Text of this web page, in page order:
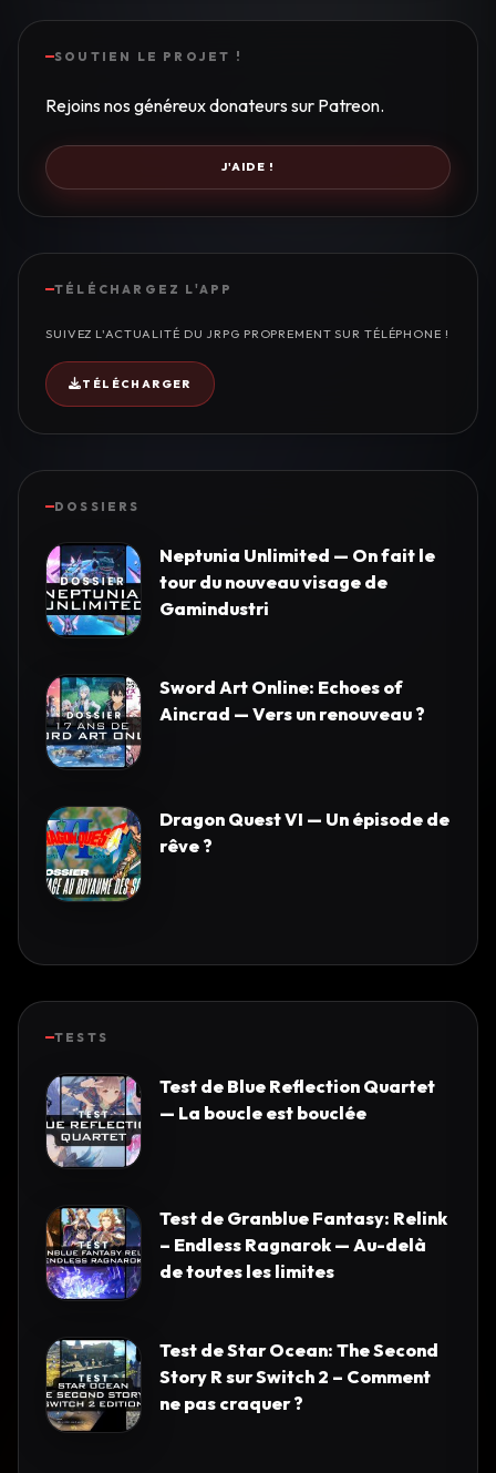
SOUTIEN LE PROJET !
Rejoins nos généreux donateurs sur Patreon.
J'AIDE !
TÉLÉCHARGEZ L'APP
SUIVEZ L'ACTUALITÉ DU JRPG PROPREMENT SUR TÉLÉPHONE !
TÉLÉCHARGER
DOSSIERS
Neptunia Unlimited — On fait le
tour du nouveau visage de
Gamindustri
Sword Art Online: Echoes of
Aincrad — Vers un renouveau ?
Dragon Quest VI — Un épisode de
rêve ?
TESTS
Test de Blue Reflection Quartet
— La boucle est bouclée
Test de Granblue Fantasy: Relink
– Endless Ragnarok — Au-delà
de toutes les limites
Test de Star Ocean: The Second
Story R sur Switch 2 – Comment
ne pas craquer ?